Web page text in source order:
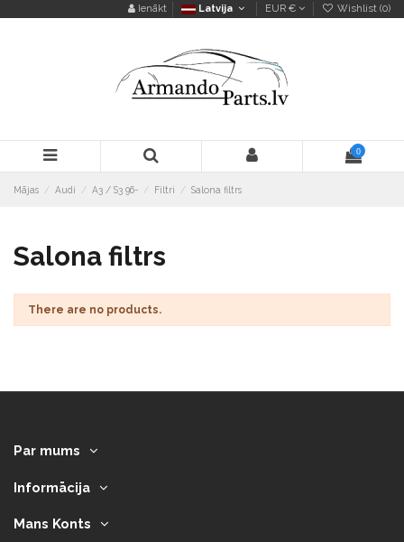
Ienākt Latvija EUR € Wishlist (0)
0
Mājas Audi A3 / S3 96- Filtri Salona filtrs
Salona filtrs
There are no products.
Par mums
Informācija
Mans Konts